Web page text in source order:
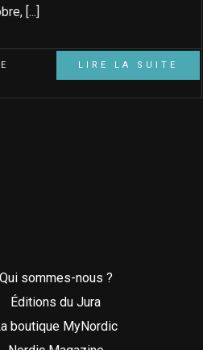
[...]
LIRE LA SUITE
Qui sommes-nous ?
Éditions du Jura
boutique MyNordic